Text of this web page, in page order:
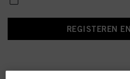
REGISTEREN